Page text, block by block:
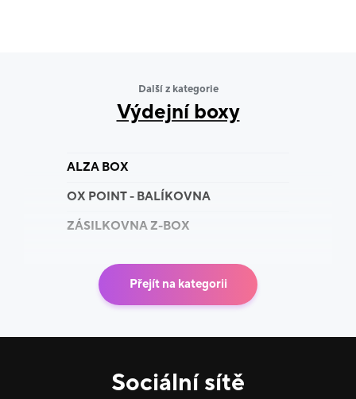
Další z kategorie
Výdejní boxy
ALZA BOX
OX POINT - BALÍKOVNA
ZÁSILKOVNA Z-BOX
Přejít na kategorii
Sociální sítě